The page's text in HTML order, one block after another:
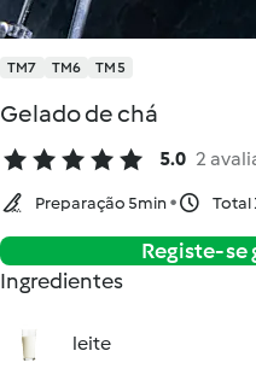
TM7 TM6 TM5
Gelado de chá
5.0 2
Preparação 5min Total
Registe-
Ingredientes
leite